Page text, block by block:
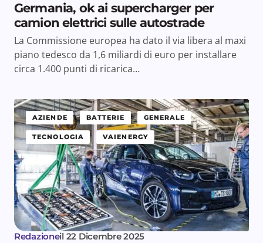
Germania, ok ai supercharger per
camion elettrici sulle autostrade
La Commissione europea ha dato il via libera al maxi
piano tedesco da 1,6 miliardi di euro per installare
circa 1.400 punti di ricarica…
AZIENDE BATTERIE GENERALE
TECNOLOGIA VAIENERGY
Redazioneil 22 Dicembre 2025